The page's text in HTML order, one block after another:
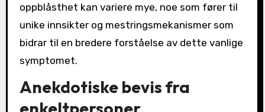
oppblåsthet kan variere mye, noe som fører til
unike innsikter og mestringsmekanismer som
bidrar til en bredere forståelse av dette vanlige
symptomet.
Anekdotiske bevis fra